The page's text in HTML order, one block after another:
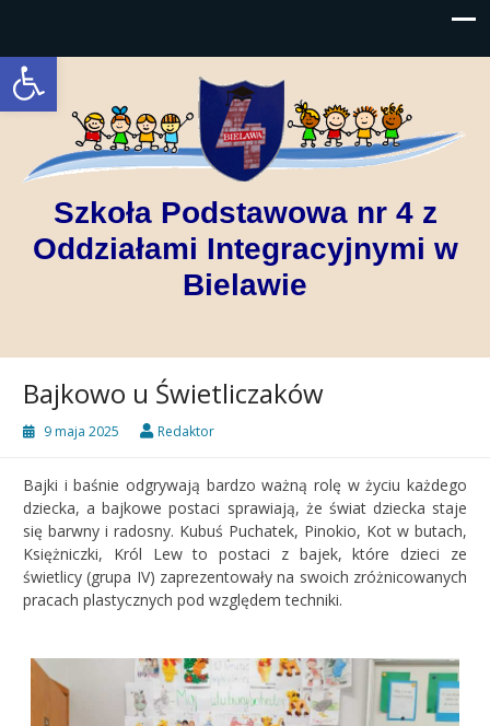
Open toolbar
Szkoła Podstawowa nr 4 z
Oddziałami Integracyjnymi w
Bielawie
Bajkowo u Świetliczaków
9 maja 2025 Redaktor
Bajki i baśnie odgrywają bardzo ważną rolę w życiu każdego
dziecka, a bajkowe postaci sprawiają, że świat dziecka staje
się barwny i radosny. Kubuś Puchatek, Pinokio, Kot w butach,
Księżniczki, Król Lew to postaci z bajek, które dzieci ze
świetlicy (grupa IV) zaprezentowały na swoich zróżnicowanych
pracach plastycznych pod względem techniki.